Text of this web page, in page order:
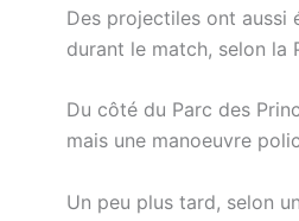
Des projectiles ont aussi
durant le match, selon la
Du côté du Parc des
mais une manoeuvre
Un peu plus tard, selon